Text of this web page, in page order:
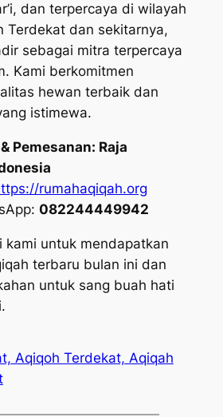
dan terpercaya di wilayah
Terdekat dan sekitarnya,
sebagai mitra terpercaya
Kami berkomitmen
hewan terbaik dan
istimewa.
Pemesanan: Raja
rumahaqiqah.org
082244449942
kami untuk mendapatkan
terbaru bulan ini dan
untuk sang buah hati
Aqiqoh Terdekat, Aqiqah